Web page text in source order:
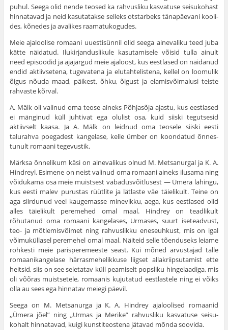
puhul. Seega olid nende teosed ka rahvusliku kasvatuse seisukohast
hinnatavad ja neid kasutatakse selleks otstarbeks tänapäevani kooli­
des, kõnedes ja avalikes raamatukogudes.
Meie ajaloolise romaani uuestisünnil olid seega ainevaliku teed juba
kätte näidatud. Ilukirjanduslikule kasutamisele võisid tulla ainult
need episoodid ja ajajärgud meie ajaloost, kus eestlased on näidanud
endid aktiivsetena, tugevatena ja elutahtelistena, kellel on loomulik
õigus nõuda maad, päikest, õhku, õigust ja elamisvõimalusi teiste
rahvaste kõrval.
A. Mälk oli valinud oma teose aineks Põhjasõja ajastu, kus eestlased
ei mänginud küll juhtivat ega olulist osa, kuid siiski tegutsesid
aktiivselt kaasa. Ja A. Mälk on leidnud oma teosele siiski eesti
talurahva poegadest kangelase, kelle ümber on koondatud õnnes­
tunult romaani tegevustik.
Märksa õnnelikum käsi on ainevalikus olnud M. Metsanurgal ja K. A.
Hindreyl. Esimene on neist valinud oma romaani aineks ilusama ning
võidukama osa meie muistsest vabadusvõitlusest — Ümera lahingu,
kus eesti malev purustas rüütlite ja lätlaste väe täie­likult. Teine on
aga siirdunud veel kaugemasse minevikku, aega, kus eestlased olid
alles täielikult peremehed omal maal. Hindrey on teadlikult
rõhutanud oma romaani kangelases, Urmases, suurt ise­teadvust,
teo- ja mõtlemisvõimet ning rahvuslikku eneseuhkust, mis on igal
võimuküllasel peremehel omal maal. Näiteid selle tõenduseks leiame
rohkesti meie pärisperemeeste seast. Kui mõned arvustajad talle
romaanikangelase härrasmehelikkuse liigset allakriipsutamist ette
heitsid, siis on see seletatav küll peamiselt popsliku hingelaadiga, mis
oli võõras muistsetele, romaanis kujutatud eestlastele ning ei võiks
olla au sees ega hinnatav meiegi päevil.
Seega on M. Metsanurga ja K. A. Hindrey ajaloolised romaanid
,,Ümera jõel” ning „Urmas ja Merike” rahvusliku kasvatuse seisu­
kohalt hinnatavad, kuigi kunstiteostena jätavad mõnda soovida.